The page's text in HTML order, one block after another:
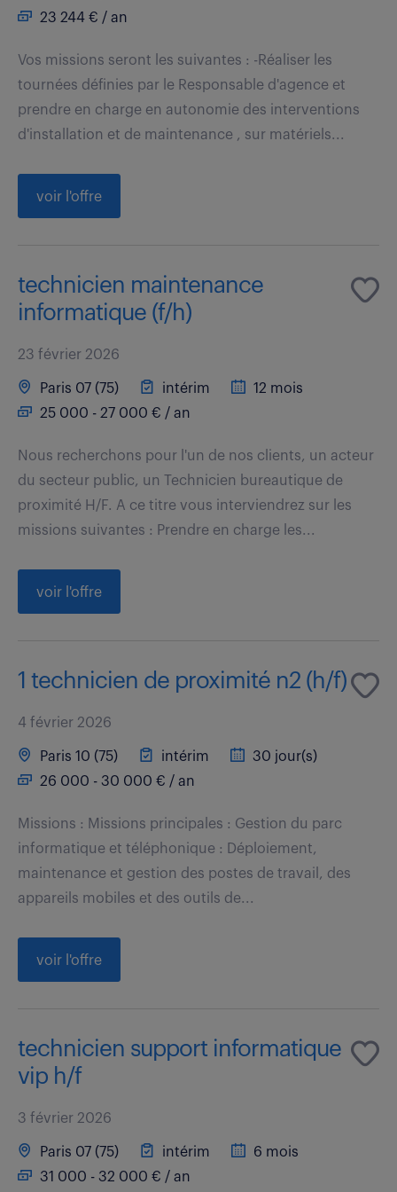
23 244 € / an
Vos missions seront les suivantes : -Réaliser les
tournées définies par le Responsable d'agence et
prendre en charge en autonomie des interventions
d'installation et de maintenance , sur matériels...
voir l'offre
technicien maintenance
informatique (f/h)
23 février 2026
Paris 07 (75) intérim
12 mois
25 000 - 27 000 € / an
Nous recherchons pour l'un de nos clients, un acteur
du secteur public, un Technicien bureautique de
proximité H/F. A ce titre vous interviendrez sur les
missions suivantes : Prendre en charge les...
voir l'offre
1 technicien de proximité n2 (h/f)
4 février 2026
Paris 10 (75) intérim
30 jour(s)
26 000 - 30 000 € / an
Missions : Missions principales : Gestion du parc
informatique et téléphonique : Déploiement,
maintenance et gestion des postes de travail, des
appareils mobiles et des outils de...
voir l'offre
technicien support informatique
vip h/f
3 février 2026
Paris 07 (75) intérim
6 mois
31 000 - 32 000 € / an